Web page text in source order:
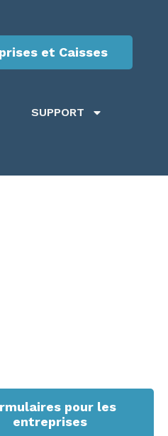
et Caisses
SUPPORT
pour les
entreprises